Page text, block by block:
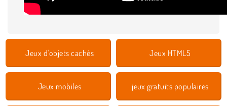
Jeux d'objets cachés Jeux HTML5
Jeux mobiles jeux gratuits populaires